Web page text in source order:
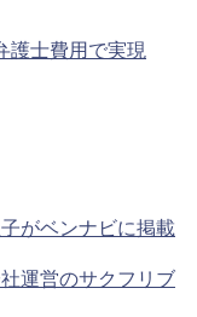
護士費用で実現
がベンナビに掲載
運営のサクフリブ